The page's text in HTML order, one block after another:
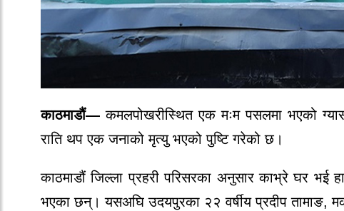
काठमाडौं— कमलपोखरीस्थित एक मःम पसलमा भएको
राति थप एक जनाको मृत्यु भएको पुष्टि गरेको छ।
काठमाडौं जिल्ला प्रहरी परिसरका अनुसार काभ्रे घर भई
भएका छन्। यसअघि उदयपुरका २२ वर्षीय प्रदीप तामाङ,